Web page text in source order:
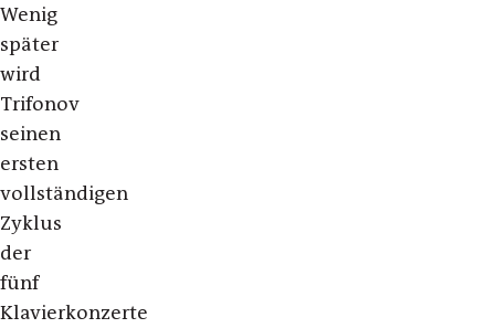
Wenig
später
wird
Trifonov
seinen
ersten
vollständigen
Zyklus
der
fünf
Klavierkonzerte